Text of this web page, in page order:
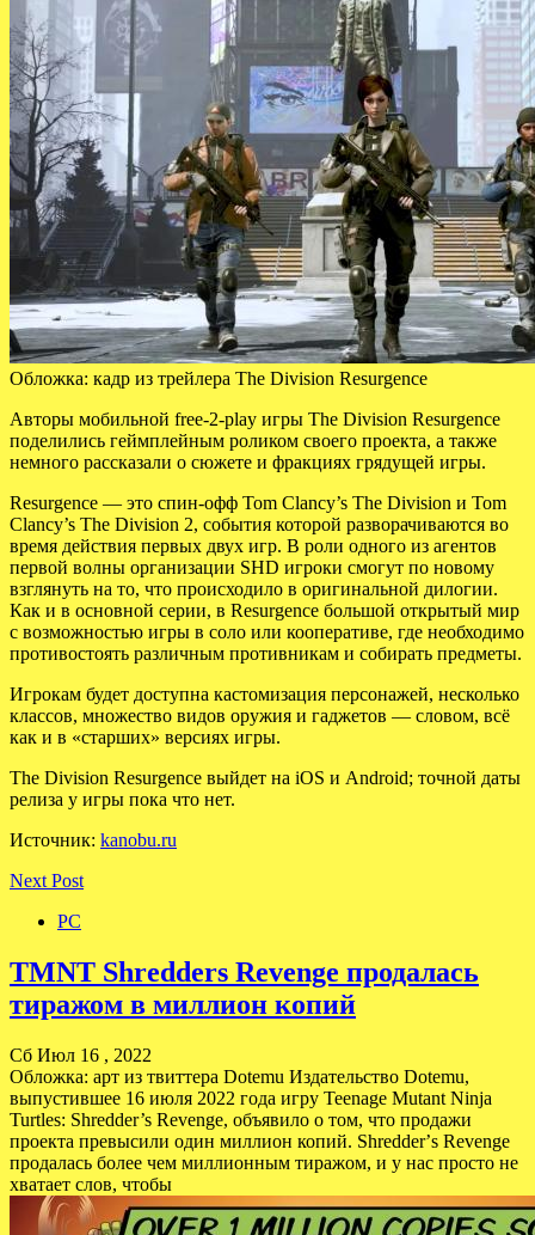
Обложка: кадр из трейлера The Division Resurgence
Авторы мобильной free-2-play игры The Division Resurgence
поделились геймплейным роликом своего проекта, а также
немного рассказали о сюжете и фракциях грядущей игры.
Resurgence — это спин-офф Tom Clancy’s The Division и Tom
Clancy’s The Division 2, события которой разворачиваются во
время действия первых двух игр. В роли одного из агентов
первой волны организации SHD игроки смогут по новому
взглянуть на то, что происходило в оригинальной дилогии.
Как и в основной серии, в Resurgence большой открытый мир
с возможностью игры в соло или кооперативе, где необходимо
противостоять различным противникам и собирать предметы.
Игрокам будет доступна кастомизация персонажей, несколько
классов, множество видов оружия и гаджетов — словом, всё
как и в «старших» версиях игры.
The Division Resurgence выйдет на iOS и Android; точной даты
релиза у игры пока что нет.
Источник: kanobu.ru
Next Post
PC
TMNT Shredders Revenge продалась
тиражом в миллион копий
Сб Июл 16 , 2022
Обложка: арт из твиттера Dotemu Издательство Dotemu,
выпустившее 16 июля 2022 года игру Teenage Mutant Ninja
Turtles: Shredder’s Revenge, объявило о том, что продажи
проекта превысили один миллион копий. Shredderʼs Revenge
продалась более чем миллионным тиражом, и у нас просто не
хватает слов, чтобы